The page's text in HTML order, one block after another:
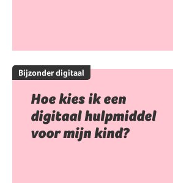
Bijzonder digitaal
Hoe kies ik een
digitaal hulpmiddel
voor mijn kind?